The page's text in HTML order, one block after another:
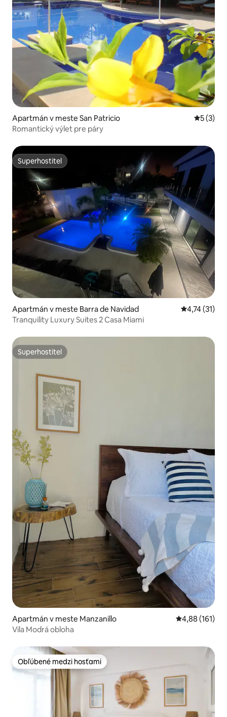
Apartmán v meste San Patricio
5 (3)
Romantický výlet pre páry
Superhostiteľ
Superhostiteľ
Apartmán v meste Barra de Navidad Priemerné
4,74 (31)
Tranquility Luxury Suites 2 Casa Miami
Superhostiteľ
Superhostiteľ
Apartmán v meste Manzanillo Priemerné
4,88 (161)
Vila Modrá obloha
Obľúbené medzi hosťami
Obľúbené medzi hosťami